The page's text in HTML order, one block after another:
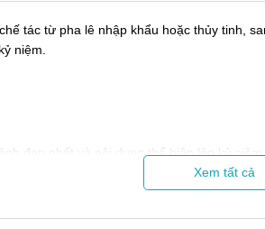
tác từ pha lê nhập khẩu hoặc thủy tinh,
niệm.
đẹp nhất và nội dung thể hiện lên kỷ niệm
chương pha lê thủy tinh, pha lê in hình trái
Xem tất cả